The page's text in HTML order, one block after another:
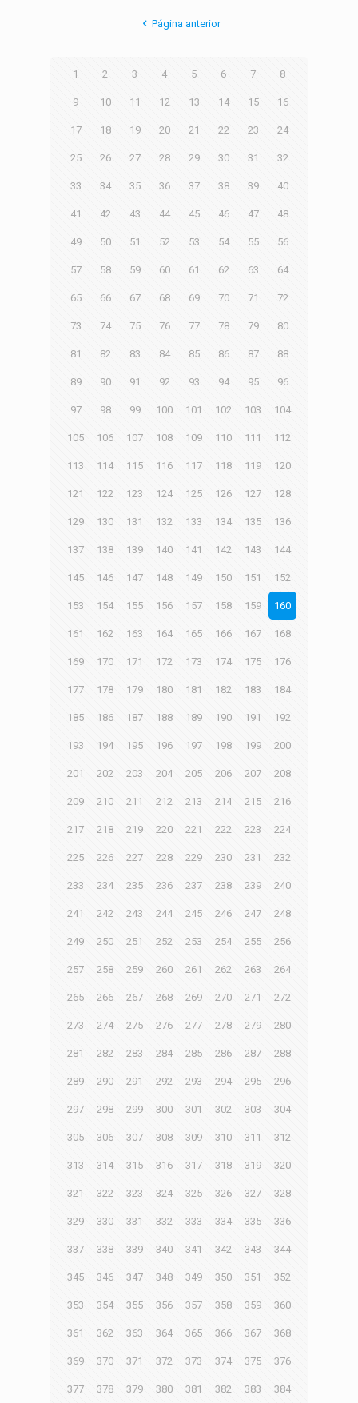
Página anterior
1 2 3 4 5 6 7 8
9 10 11 12 13 14 15 16
17 18 19 20 21 22 23 24
25 26 27 28 29 30 31 32
33 34 35 36 37 38 39 40
41 42 43 44 45 46 47 48
49 50 51 52 53 54 55 56
57 58 59 60 61 62 63 64
65 66 67 68 69 70 71 72
73 74 75 76 77 78 79 80
81 82 83 84 85 86 87 88
89 90 91 92 93 94 95 96
97 98 99 100 101 102 103 104
105 106 107 108 109 110 111 112
113 114 115 116 117 118 119 120
121 122 123 124 125 126 127 128
129 130 131 132 133 134 135 136
137 138 139 140 141 142 143 144
145 146 147 148 149 150 151 152
153 154 155 156 157 158 159 160
161 162 163 164 165 166 167 168
169 170 171 172 173 174 175 176
177 178 179 180 181 182 183 184
185 186 187 188 189 190 191 192
193 194 195 196 197 198 199 200
201 202 203 204 205 206 207 208
209 210 211 212 213 214 215 216
217 218 219 220 221 222 223 224
225 226 227 228 229 230 231 232
233 234 235 236 237 238 239 240
241 242 243 244 245 246 247 248
249 250 251 252 253 254 255 256
257 258 259 260 261 262 263 264
265 266 267 268 269 270 271 272
273 274 275 276 277 278 279 280
281 282 283 284 285 286 287 288
289 290 291 292 293 294 295 296
297 298 299 300 301 302 303 304
305 306 307 308 309 310 311 312
313 314 315 316 317 318 319 320
321 322 323 324 325 326 327 328
329 330 331 332 333 334 335 336
337 338 339 340 341 342 343 344
345 346 347 348 349 350 351 352
353 354 355 356 357 358 359 360
361 362 363 364 365 366 367 368
369 370 371 372 373 374 375 376
377 378 379 380 381 382 383 384